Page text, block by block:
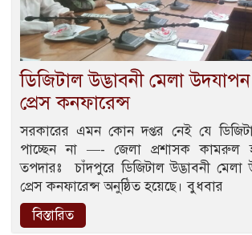
ডিজিটাল উদ্ভাবনী মেলা
প্রেস কনফারেন্স
সরকারের এমন কোন দপ্তর নেই যে
পাচ্ছেন না —- জেলা প্রশাসক কামরুল
তপদারঃ চাঁদপুরে ডিজিটাল উদ্ভাবনী
প্রেস কনফারেন্স অনুষ্ঠিত হয়েছে। বুধবার
বিস্তারিত